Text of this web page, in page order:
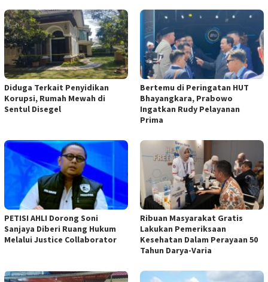
Diduga Terkait Penyidikan
Korupsi, Rumah Mewah di
Sentul Disegel
Bertemu di Peringatan HUT
Bhayangkara, Prabowo
Ingatkan Rudy Pelayanan
Prima
PETISI AHLI Dorong Soni
Sanjaya Diberi Ruang Hukum
Melalui Justice Collaborator
Ribuan Masyarakat Gratis
Lakukan Pemeriksaan
Kesehatan Dalam Perayaan 50
Tahun Darya-Varia